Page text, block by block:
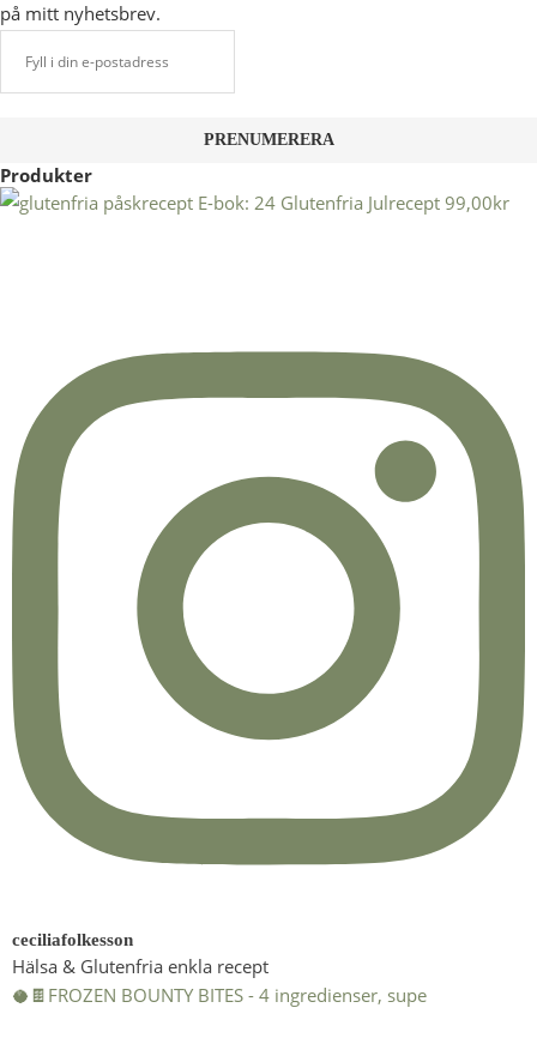
på mitt nyhetsbrev.
Produkter
E-bok: 24 Glutenfria Julrecept 99,00kr
ceciliafolkesson
Hälsa & Glutenfria enkla recept
🥥🍫FROZEN BOUNTY BITES - 4 ingredienser, supe